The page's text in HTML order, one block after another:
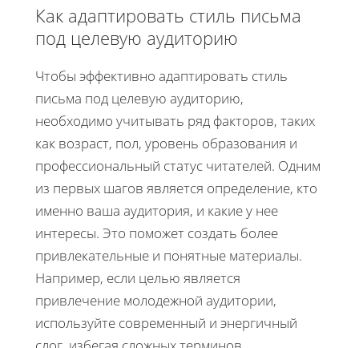
Как адаптировать стиль письма
под целевую аудиторию
Чтобы эффективно адаптировать стиль
письма под целевую аудиторию,
необходимо учитывать ряд факторов, таких
как возраст, пол, уровень образования и
профессиональный статус читателей. Одним
из первых шагов является определение, кто
именно ваша аудитория, и какие у нее
интересы. Это поможет создать более
привлекательные и понятные материалы.
Например, если целью является
привлечение молодежной аудитории,
используйте современный и энергичный